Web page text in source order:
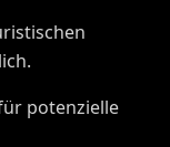
potenzielle